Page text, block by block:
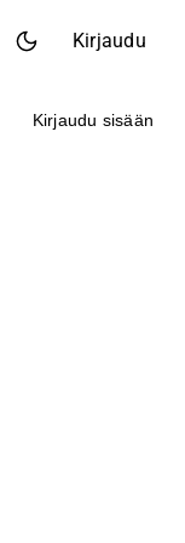
Kirjaudu
Kirjaudu sisään